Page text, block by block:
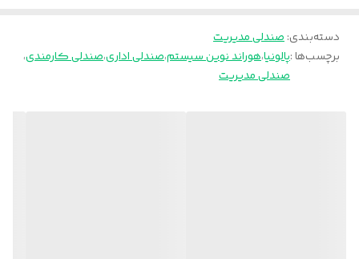
دسته‌بندی:صندلی مدیریت
برچسب‌ها :پالونیا،هوراند نوین سیستم،صندلی اداری،صندلی کارمندی،
صندلی مدیریت